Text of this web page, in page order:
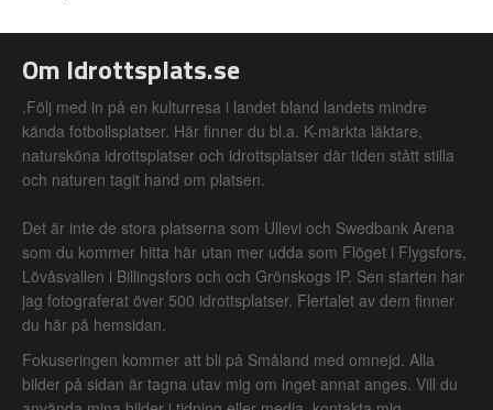
Om Idrottsplats.se
.Följ med in på en kulturresa i landet bland landets mindre
kända fotbollsplatser. Här finner du bl.a. K-märkta läktare,
natursköna idrottsplatser och idrottsplatser där tiden stått stilla
och naturen tagit hand om platsen.
Det är inte de stora platserna som Ullevi och Swedbank Arena
som du kommer hitta här utan mer udda som Flöget i Flygsfors,
Lövåsvallen i Billingsfors och och Grönskogs IP. Sen starten har
jag fotograferat över 500 idrottsplatser. Flertalet av dem finner
du här på hemsidan.
Fokuseringen kommer att bli på Småland med omnejd. Alla
bilder på sidan är tagna utav mig om inget annat anges. Vill du